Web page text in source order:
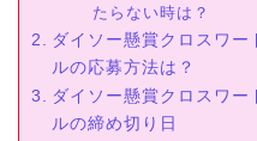
たらない時は？
ダイソー懸賞クロスワー
ルの応募方法は？
ダイソー懸賞クロスワー
ルの締め切り日